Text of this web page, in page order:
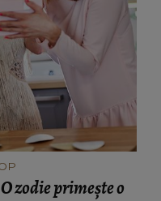
zodie primește o